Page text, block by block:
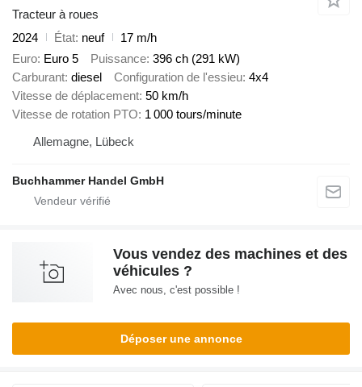
Tracteur à roues
2024
État neuf
17 m/h
Euro Euro 5 Puissance 396 ch (291 kW)
Carburant diesel Configuration de l'essieu 4x4
Vitesse de déplacement 50 km/h
Vitesse de rotation PTO 1 000 tours/minute
Allemagne, Lübeck
Buchhammer Handel GmbH
Vous vendez des machines et des
véhicules ?
Avec nous, c'est possible !
Déposer une annonce